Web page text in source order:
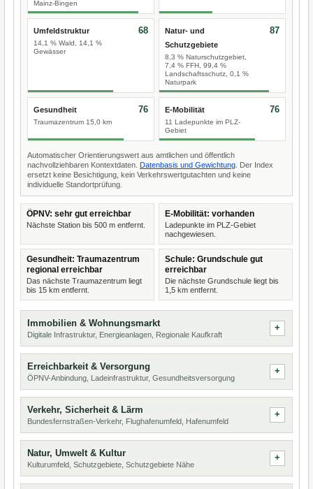
Mainz-Bingen
Umfeldstruktur
14,1 % Wald, 14,1 %
Gewässer
68
Natur- und
Schutzgebiete
8,3 % Naturschutzgebiet,
7,4 % FFH, 99,4 %
Landschaftsschutz, 0,1 %
Naturpark
87
Gesundheit
Traumazentrum 15,0 km
76 E-Mobilität
11 Ladepunkte im PLZ-
Gebiet
76
Automatischer Orientierungswert aus amtlichen und öffentlich
nachvollziehbaren Kontextdaten. Datenbasis und Gewichtung . Der Index
ersetzt keine Besichtigung, kein Verkehrswertgutachten und keine
individuelle Standortprüfung.
ÖPNV: sehr gut erreichbar
Nächste Station bis 500 m entfernt.
E-Mobilität: vorhanden
Ladepunkte im PLZ-Gebiet
nachgewiesen.
Gesundheit: Traumazentrum
regional erreichbar
Das nächste Traumazentrum liegt
bis 15 km entfernt.
Schule: Grundschule gut
erreichbar
Die nächste Grundschule liegt bis
1,5 km entfernt.
Immobilien & Wohnungsmarkt
Digitale Infrastruktur, Energieanlagen, Regionale Kaufkraft
Erreichbarkeit & Versorgung
ÖPNV-Anbindung, Ladeinfrastruktur, Gesundheitsversorgung
Verkehr, Sicherheit & Lärm
Bundesfernstraßen-Verkehr, Flughafenumfeld, Hafenumfeld
Natur, Umwelt & Kultur
Kulturumfeld, Schutzgebiete, Schutzgebiete Nähe